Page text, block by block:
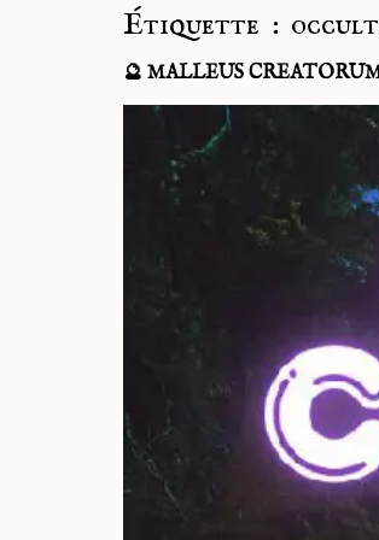
Étiquette :
🔮 MALLEUS